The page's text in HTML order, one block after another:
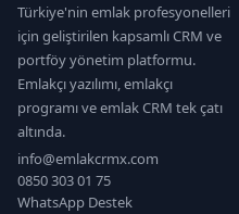
Türkiye'nin emlak profesyonelleri
için geliştirilen kapsamlı CRM ve
portföy yönetim platformu.
Emlakçı yazılımı, emlakçı
programı ve emlak CRM tek çatı
altında.
info@emlakcrmx.com
0850 303 01 75
WhatsApp Destek